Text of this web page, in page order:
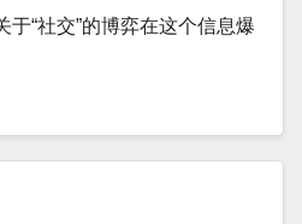
“社交”的博弈在这个信息爆